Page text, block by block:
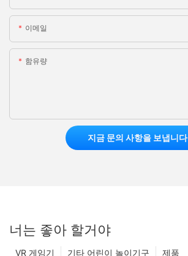
이메일
함유량
지금 문의 사항을 보냅니다
너는 좋아 할거야
제품
기타 어린이 놀이기구
VR 게임기